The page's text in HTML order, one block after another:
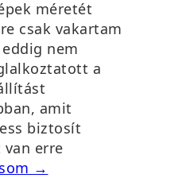
méretét
csak vakartam
nem
a
amit
biztosít
erre
→